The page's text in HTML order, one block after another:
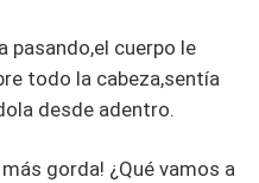
pasando,el cuerpo le
todo la cabeza,sentía
desde adentro.
gorda! ¿Qué vamos a